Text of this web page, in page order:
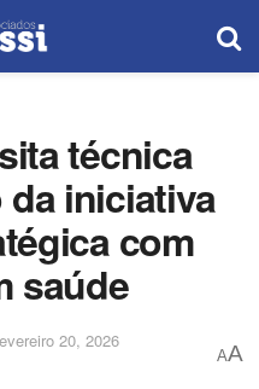
técnica
da iniciativa
com
saúde
20, 2026
AA